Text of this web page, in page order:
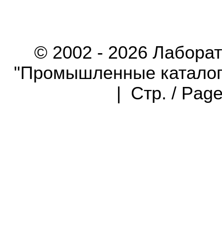
© 2002 - 2026
"Промышленные
| Стр. /